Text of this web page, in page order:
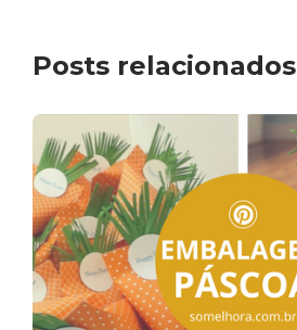
Posts relacionados